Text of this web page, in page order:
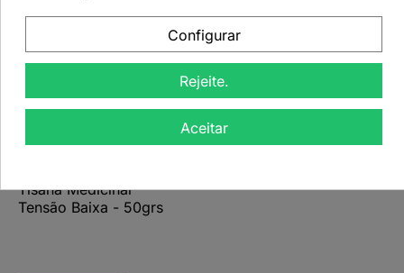

favorite_border
Tisana Medicinal
Tensão Baixa - 50grs
Configurar
Rejeite.
Aceitar